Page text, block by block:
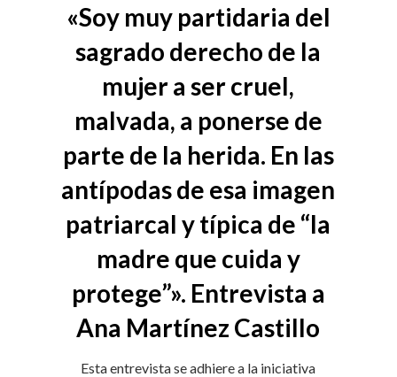
«Soy muy partidaria del
sagrado derecho de la
mujer a ser cruel,
malvada, a ponerse de
parte de la herida. En las
antípodas de esa imagen
patriarcal y típica de “la
madre que cuida y
protege”». Entrevista a
Ana Martínez Castillo
Esta entrevista se adhiere a la iniciativa